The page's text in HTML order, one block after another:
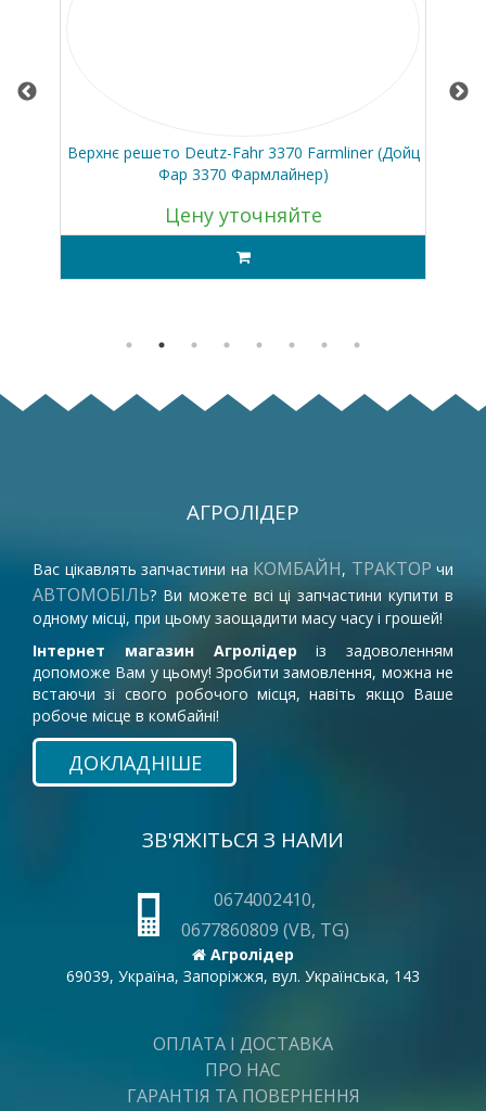
Верхнє решето Deutz-Fahr 3370 Farmliner (Дойц
Фар 3370 Фармлайнер)
Цену уточняйте
АГРОЛІДЕР
Вас цікавлять запчастини на КОМБАЙН, ТРАКТОР чи
АВТОМОБІЛЬ? Ви можете всі ці запчастини купити в
одному місці, при цьому заощадити масу часу і грошей!
Інтернет магазин Агролідер із задоволенням
допоможе Вам у цьому! Зробити замовлення, можна не
встаючи зі свого робочого місця, навіть якщо Ваше
робоче місце в комбайні!
ДОКЛАДНІШЕ
ЗВ'ЯЖІТЬСЯ З НАМИ
0674002410,
0677860809 (VB, TG)
Агролідер
69039, Україна, Запоріжжя, вул. Українська, 143
ОПЛАТА І ДОСТАВКА
ПРО НАС
ГАРАНТІЯ ТА ПОВЕРНЕННЯ